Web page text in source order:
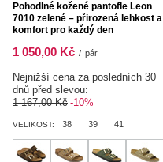
Pohodlné kožené pantofle Leon
7010 zelené – přirozená lehkost a
komfort pro každý den
1 050,00 Kč / pár
Nejnižší cena za posledních 30
dnů před slevou:
1 167,00 Kč -10%
VELIKOST: 38 39 41